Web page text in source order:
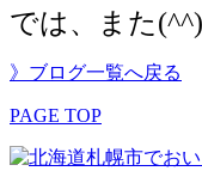
では、また
》ブログ一覧へ戻る
PAGE TOP